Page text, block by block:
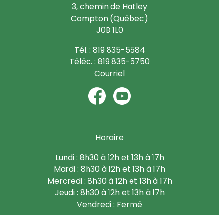
3, chemin de Hatley
Compton (Québec)
J0B 1L0
Tél. : 819 835-5584
Téléc. : 819 835-5750
Courriel
Horaire
Lundi : 8h30 à 12h et 13h à 17h
Mardi : 8h30 à 12h et 13h à 17h
Mercredi : 8h30 à 12h et 13h à 17h
Jeudi : 8h30 à 12h et 13h à 17h
Vendredi : Fermé